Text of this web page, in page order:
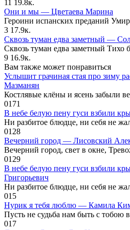
11 19.8к.
Они и мы — Цветаева Марина
Героини испанских преданий
3 17.9к.
Сквозь туман едва заметный —
Сквозь туман едва заметный Тихо
9 16.9к.
Вам также может понравиться
Услышит грачиная стая про зиму
Мазманян
Костлявые клёны и ясень забыли
0171
В небе белую пену гуси взбили
Ни разбитое блюдце, ни себя не
0128
Вечерний город — Лисовский
Вечерний город, свет в окне,
0129
В небе белую пену гуси взбили
Григорьевич
Ни разбитое блюдце, ни себя не
015
Нурик я тебя люблю — Камила
Пусть не судьба нам быть с тобою
017